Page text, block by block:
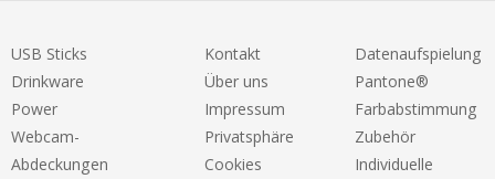
USB Sticks
Drinkware
Power
Webcam-
Abdeckungen
Kontakt
Über uns
Impressum
Privatsphäre
Cookies
Datenaufspielung
Pantone®
Farbabstimmung
Zubehör
Individuelle